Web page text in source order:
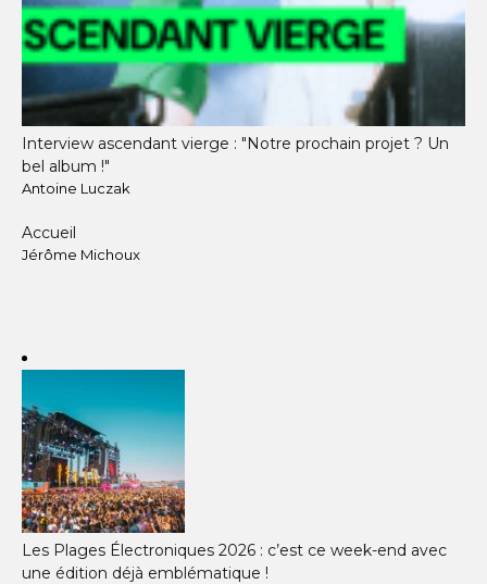
Interview ascendant vierge : "Notre prochain projet ? Un
bel album !"
Antoine Luczak
Accueil
Jérôme Michoux
Les Plages Électroniques 2026 : c’est ce week-end avec
une édition déjà emblématique !